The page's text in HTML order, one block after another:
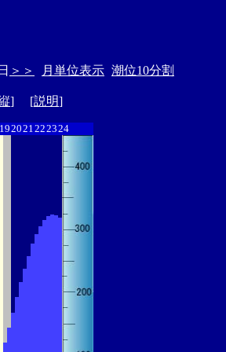
＞＞ 月単位表示 潮位10分割
] [説明]
192021222324